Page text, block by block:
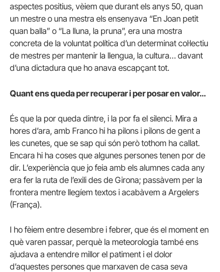
aspectes positius, vèiem que durant els anys 50, quan
un mestre o una mestra els ensenyava “En Joan petit
quan balla” o “La lluna, la pruna”, era una mostra
concreta de la voluntat política d’un determinat col·lectiu
de mestres per mantenir la llengua, la cultura… davant
d’una dictadura que ho anava escapçant tot.
Quant ens queda per recuperar i per posar en valor…
És que la por queda dintre, i la por fa el silenci. Mira a
hores d’ara, amb Franco hi ha pilons i pilons de gent a
les cunetes, que se sap qui són però tothom ha callat.
Encara hi ha coses que algunes persones tenen por de
dir. L’experiència que jo feia amb els alumnes cada any
era fer la ruta de l’exili des de Girona; passàvem per la
frontera mentre llegíem textos i acabàvem a Argelers
(França).
I ho fèiem entre desembre i febrer, que és el moment en
què varen passar, perquè la meteorologia també ens
ajudava a entendre millor el patiment i el dolor
d’aquestes persones que marxaven de casa seva